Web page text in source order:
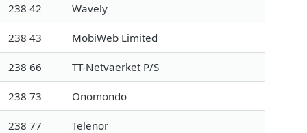
238 42 Wavely
238 43 MobiWeb Limited
238 66 TT-Netvaerket P/S
238 73 Onomondo
238 77 Telenor